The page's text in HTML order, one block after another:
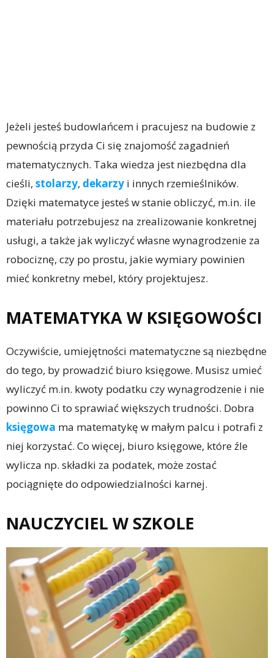
Jeżeli jesteś budowlańcem i pracujesz na budowie z
pewnością przyda Ci się znajomość zagadnień
matematycznych. Taka wiedza jest niezbędna dla
cieśli, stolarzy, dekarzy i innych rzemieślników.
Dzięki matematyce jesteś w stanie obliczyć, m.in. ile
materiału potrzebujesz na zrealizowanie konkretnej
usługi, a także jak wyliczyć własne wynagrodzenie za
robociznę, czy po prostu, jakie wymiary powinien
mieć konkretny mebel, który projektujesz.
MATEMATYKA W KSIĘGOWOŚCI
Oczywiście, umiejętności matematyczne są niezbędne
do tego, by prowadzić biuro księgowe. Musisz umieć
wyliczyć m.in. kwoty podatku czy wynagrodzenie i nie
powinno Ci to sprawiać większych trudności. Dobra
księgowa ma matematykę w małym palcu i potrafi z
niej korzystać. Co więcej, biuro księgowe, które źle
wylicza np. składki za podatek, może zostać
pociągnięte do odpowiedzialności karnej.
NAUCZYCIEL W SZKOLE